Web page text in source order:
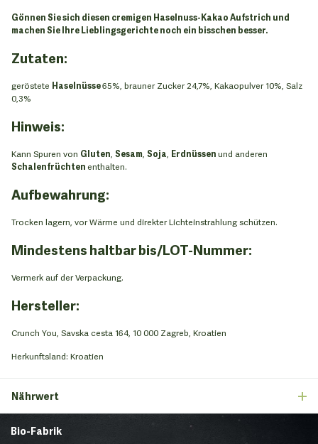
Gönnen Sie sich diesen cremigen Haselnuss-Kakao Aufstrich und
machen Sie Ihre Lieblingsgerichte noch ein bisschen besser.
Zutaten:
geröstete Haselnüsse65%, brauner Zucker 24,7%, Kakaopulver 10%, Salz
0,3%
Hinweis:
Kann Spuren von Gluten Sesam Soja Erdnüssenund anderen
Schalenfrüchtenenthalten.
Aufbewahrung:
Trocken lagern, vor Wärme und direkter Lichteinstrahlung schützen.
Mindestens haltbar bis/LOT-Nummer:
Vermerk auf der Verpackung.
Hersteller:
Crunch You, Savska cesta 164, 10 000 Zagreb, Kroatien
Herkunftsland: Kroatien
Nährwert
Bio-Fabrik